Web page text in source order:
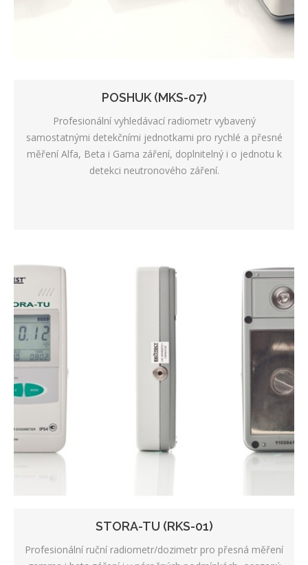
POSHUK (MKS-07)
Profesionální vyhledávací radiometr vybavený
samostatnými detekčními jednotkami pro rychlé a přesné
měření Alfa, Beta i Gama záření, doplnitelný i o jednotu k
detekci neutronového záření.
STORA-TU (RKS-01)
Profesionální ruční radiometr/dozimetr pro přesná měření